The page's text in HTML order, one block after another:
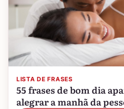
LISTA DE FRASES
55 frases de bom dia
alegrar a manhã da